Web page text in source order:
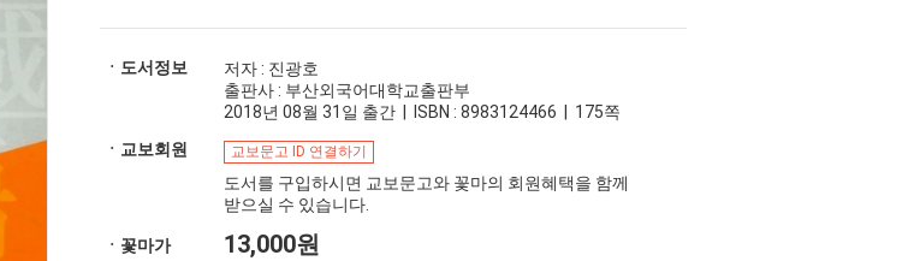
ㆍ도서정보
저자 : 진광호
출판사 : 부산외국어대학교출판부
2018년 08월 31일 출간 | ISBN : 8983124466 | 175쪽
ㆍ교보회원
교보문고 ID 연결하기
도서를 구입하시면 교보문고와 꽃마의 회원혜택을 함께
받으실 수 있습니다.
ㆍ꽃마가 13,000원